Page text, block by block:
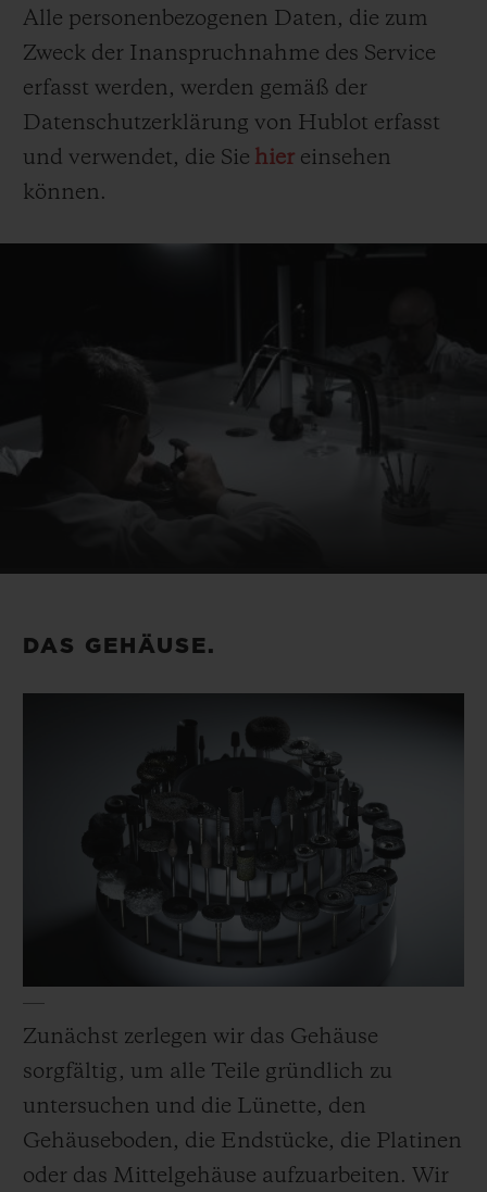
Alle personenbezogenen Daten, die zum
Zweck der Inanspruchnahme des Service
erfasst werden, werden gemäß der
Datenschutzerklärung von Hublot erfasst
und verwendet, die Sie hier einsehen
können.
DAS GEHÄUSE.
Zunächst zerlegen wir das Gehäuse
sorgfältig, um alle Teile gründlich zu
untersuchen und die Lünette, den
Gehäuseboden, die Endstücke, die Platinen
oder das Mittelgehäuse aufzuarbeiten. Wir